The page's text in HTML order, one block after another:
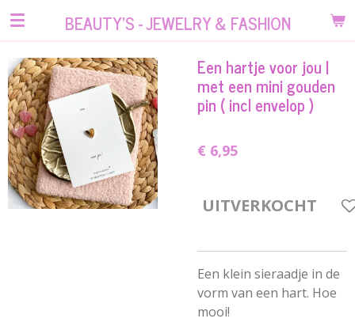
Ga
de
hoofdinhoud
BEAUTY'S - JEWELRY & FASHION
Een hartje voor jou |
met een mini gouden
pin ( incl envelop )
€ 6,95
UITVERKOCHT
Een klein sieraadje in de
vorm van een hart. Hoe
mooi!